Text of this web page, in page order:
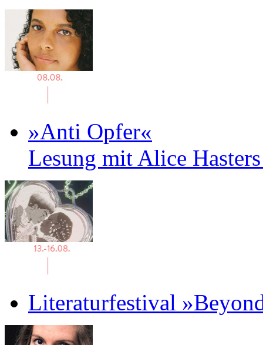
»Anti Opfer«
Lesung mit Alice
Literaturfestival